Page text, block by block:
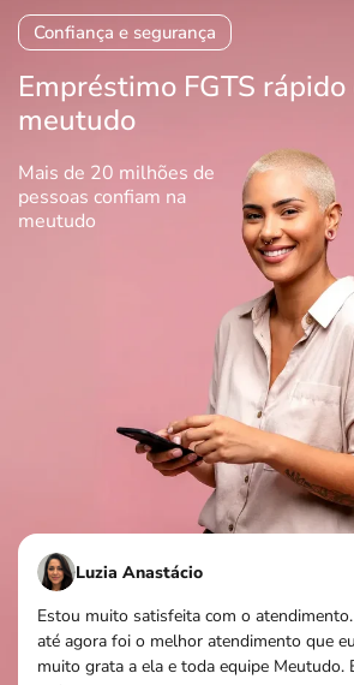
Confiança e segurança
Empréstimo FGTS rápido
meutudo
Mais de 20 milhões de
pessoas confiam na
meutudo
Luzia Anastácio
Estou muito satisfeita com o
até agora foi o melhor atendimento que
muito grata a ela e toda equipe Meutudo.